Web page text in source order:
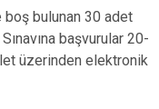
boş bulunan 30 adet
başvurular 20-
üzerinden elektronik